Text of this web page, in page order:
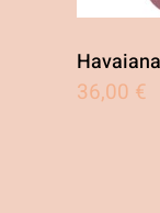
36,00 €